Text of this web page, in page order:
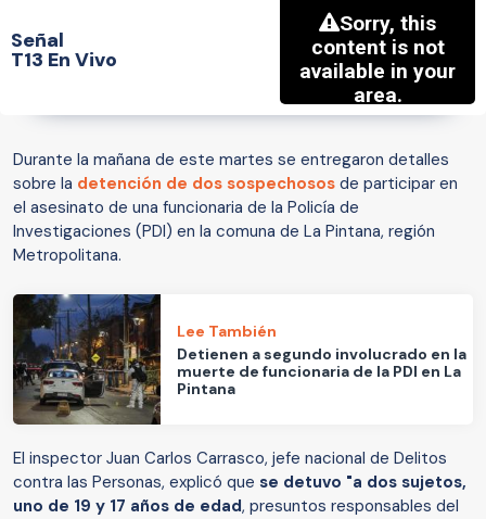
Señal
T13 En Vivo
Durante la mañana de este martes se entregaron detalles
sobre la detención de dos sospechosos de participar en
el asesinato de una funcionaria de la Policía de
Investigaciones (PDI) en la comuna de La Pintana, región
Metropolitana.
Lee También
Detienen a segundo involucrado en la
muerte de funcionaria de la PDI en La
Pintana
El inspector Juan Carlos Carrasco, jefe nacional de Delitos
contra las Personas, explicó que se detuvo "a dos sujetos,
uno de 19 y 17 años de edad, presuntos responsables del